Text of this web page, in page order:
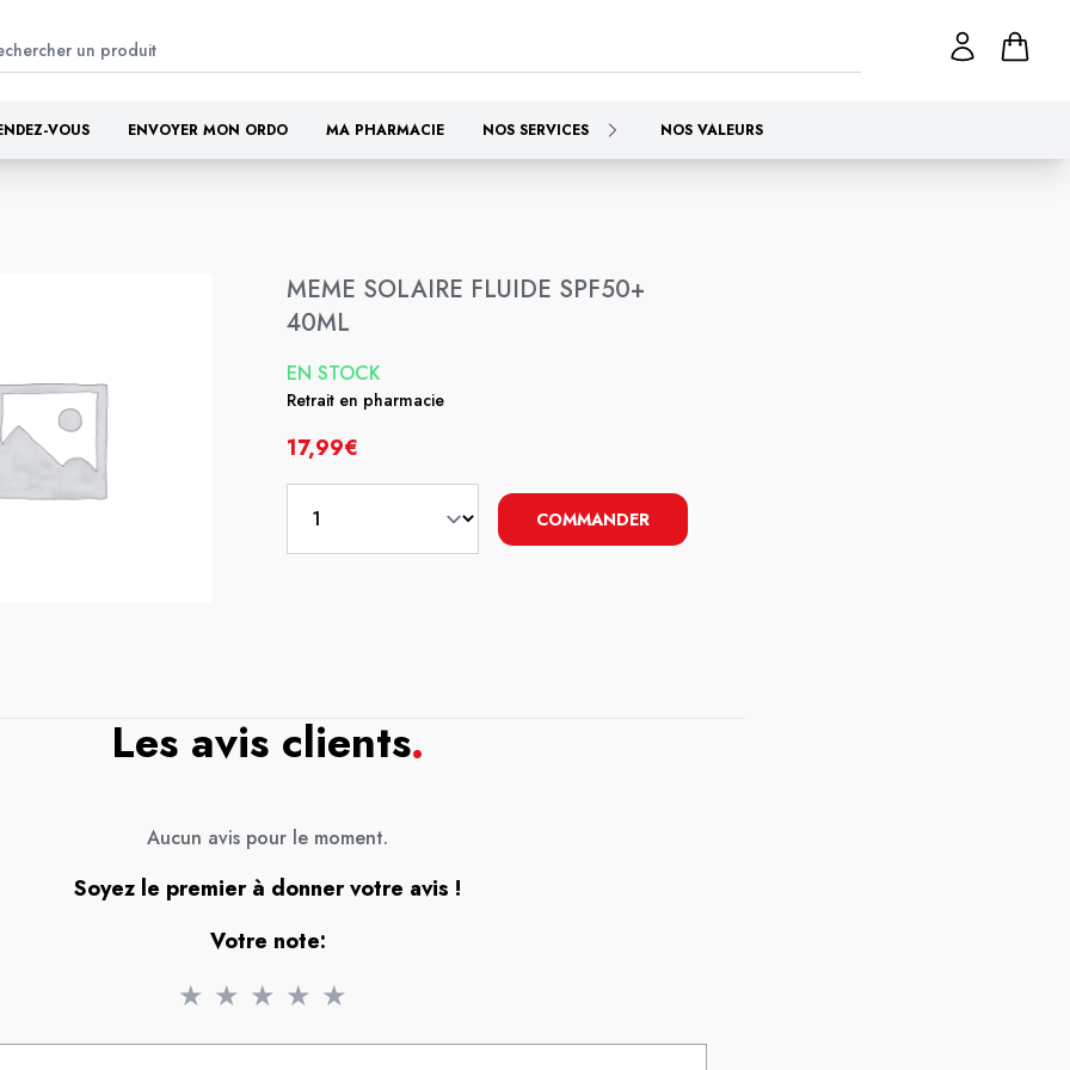
VOUS ENVOYER MON ORDO MA PHARMACIE NOS SERVICES NOS VALEURS
MEME SOLAIRE FLUIDE SPF50+
40ML
EN STOCK
Retrait en pharmacie
17,99€
COMMANDER
Les avis clients.
Aucun avis pour le moment.
Soyez le premier à donner votre avis !
Votre note:
★ ★ ★ ★ ★